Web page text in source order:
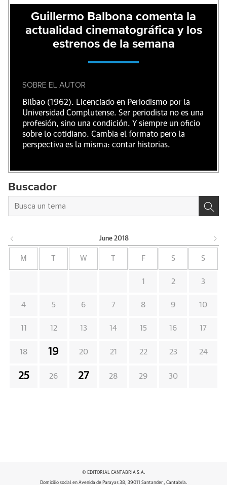
Guillermo Balbona comenta la
actualidad cinematográfica y los
estrenos de la semana
SOBRE EL AUTOR
Bilbao (1962). Licenciado en Periodismo por la
Universidad Complutense. Ser periodista no es una
profesión, sino una condición. Y siempre un oficio
sobre lo cotidiano. Cambia el formato pero la
perspectiva es la misma: contar historias.
Buscador
June 2018
M W F S S
1 2 3
4 5 6 7 8 9 10
11 12 13 14 15 16 17
18 19 20 21 22 23 24
25 26 27 28 29 30
© EDITORIAL CANTABRIA S.A.
Domicilio social en Avenida de Parayas 38, 39011 Santander , Cantabria.